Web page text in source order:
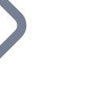
y permite que